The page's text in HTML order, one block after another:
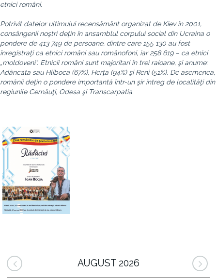
etnici români.
Potrivit datelor ultimului recensământ organizat de Kiev în 2001,
consângenii noştri deţin în ansamblul corpului social din Ucraina o
pondere de 413 749 de persoane, dintre care 155 130 au fost
înregistraţi ca etnici români sau românofoni, iar 258 619 – ca etnici
„moldoveni”. Etnicii români sunt majoritari în trei raioane, şi anume:
Adâncata sau Hliboca (67%), Herţa (94%) şi Reni (51%). De asemenea,
românii deţin o pondere importantă într-un şir întreg de localităţi din
regiunile Cernăuţi, Odesa şi Transcarpatia.
AUGUST 2026